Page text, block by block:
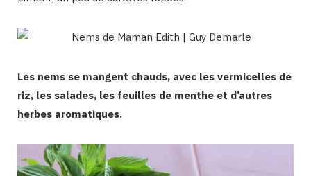
Les nems se mangent chauds, avec les vermicelles de
riz, les salades, les feuilles de menthe et d’autres
herbes aromatiques.